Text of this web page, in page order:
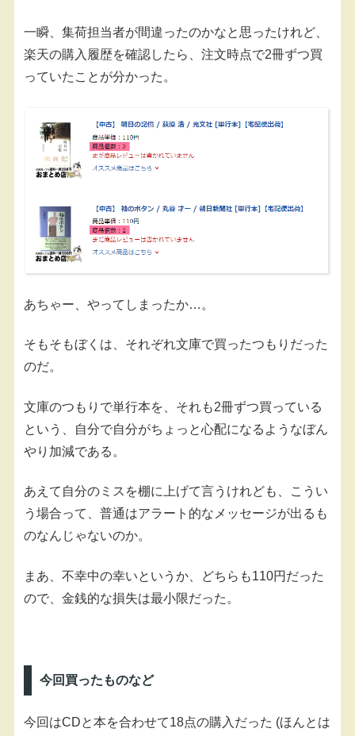
一瞬、集荷担当者が間違ったのかなと思ったけれど、
楽天の購入履歴を確認したら、注文時点で2冊ずつ買
っていたことが分かった。
あちゃー、やってしまったか…。
そもそもぼくは、それぞれ文庫で買ったつもりだった
のだ。
文庫のつもりで単行本を、それも2冊ずつ買っている
という、自分で自分がちょっと心配になるようなぼん
やり加減である。
あえて自分のミスを棚に上げて言うけれども、こうい
う場合って、普通はアラート的なメッセージが出るも
のなんじゃないのか。
まあ、不幸中の幸いというか、どちらも110円だった
ので、金銭的な損失は最小限だった。
今回買ったものなど
今回はCDと本を合わせて18点の購入だった (ほんとは